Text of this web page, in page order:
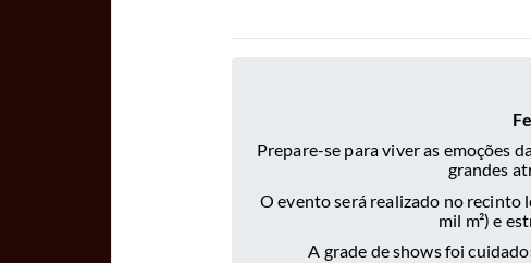
Prepare-se para viver as emoções
grandes
O evento será realizado no recinto
mil m²) e
A grade de shows foi